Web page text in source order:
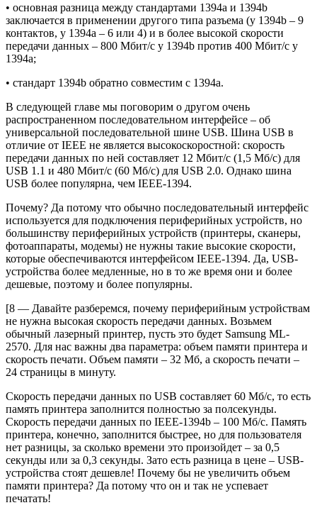
• основная разница между стандартами 1394a и 1394b
заключается в применении другого типа разъема (у 1394b – 9
контактов, у 1394a – 6 или 4) и в более высокой скорости
передачи данных – 800 Мбит/с у 1394b против 400 Мбит/с у
1394a;
• стандарт 1394b обратно совместим с 1394a.
В следующей главе мы поговорим о другом очень
распространенном последовательном интерфейсе – об
универсальной последовательной шине USB. Шина USB в
отличие от IEEE не является высокоскоростной: скорость
передачи данных по ней составляет 12 Мбит/с (1,5 Мб/с) для
USB 1.1 и 480 Мбит/с (60 Мб/с) для USB 2.0. Однако шина
USB более популярна, чем IEEE-1394.
Почему? Да потому что обычно последовательный интерфейс
используется для подключения периферийных устройств, но
большинству периферийных устройств (принтеры, сканеры,
фотоаппараты, модемы) не нужны такие высокие скорости,
которые обеспечиваются интерфейсом IEEE-1394. Да, USB-
устройства более медленные, но в то же время они и более
дешевые, поэтому и более популярны.
[8 — Давайте разберемся, почему периферийным устройствам
не нужна высокая скорость передачи данных. Возьмем
обычный лазерный принтер, пусть это будет Samsung ML-
2570. Для нас важны два параметра: объем памяти принтера и
скорость печати. Объем памяти – 32 Мб, а скорость печати –
24 страницы в минуту.
Скорость передачи данных по USB составляет 60 Мб/с, то есть
память принтера заполнится полностью за полсекунды.
Скорость передачи данных по IEEE-1394b – 100 Мб/с. Память
принтера, конечно, заполнится быстрее, но для пользователя
нет разницы, за сколько времени это произойдет – за 0,5
секунды или за 0,3 секунды. Зато есть разница в цене – USB-
устройства стоят дешевле! Почему бы не увеличить объем
памяти принтера? Да потому что он и так не успевает
печатать!